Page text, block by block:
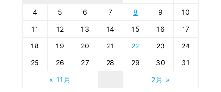
« 11月 2月 »
4
5 6 7 8 9
10
11
12 13 14 15 16
17
18
19 20 21 22 23
24
25
26 27 28 29 30 31